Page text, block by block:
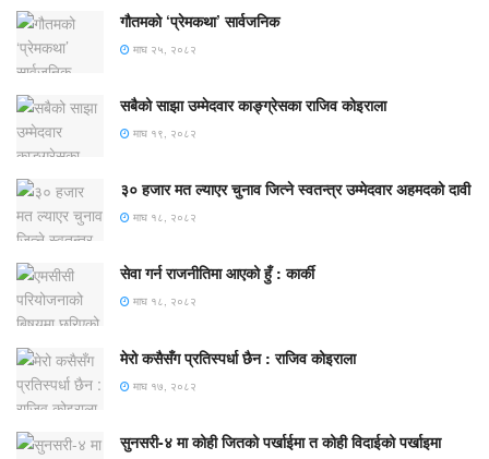
गौतमको ‘प्रेमकथा’ सार्वजनिक
माघ २५, २०८२
सबैको साझा उम्मेदवार काङ्ग्रेसका राजिव कोइराला
माघ १९, २०८२
३० हजार मत ल्याएर चुनाव जित्ने स्वतन्त्र उम्मेदवार अहमदको दावी
माघ १८, २०८२
सेवा गर्न राजनीतिमा आएको हुँ : कार्की
माघ १८, २०८२
मेरो कसैसँग प्रतिस्पर्धा छैन : राजिव कोइराला
माघ १७, २०८२
सुनसरी-४ मा कोही जितको पर्खाईमा त कोही विदाईको पर्खाइमा